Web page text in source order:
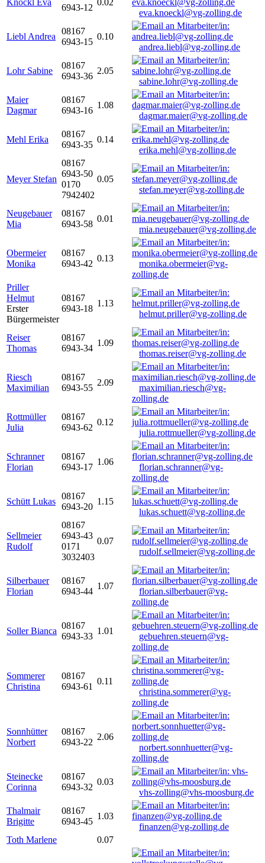
Knöckl Eva
6943-12
0.02
eva.knoeckl@vg-zolling.de
Liebl Andrea
08167
6943-15
0.10
andrea.liebl@vg-zolling.de
Lohr Sabine
08167
6943-36
2.05
sabine.lohr@vg-zolling.de
Maier
Dagmar
08167
6943-16
1.08
dagmar.maier@vg-zolling.de
Mehl Erika
08167
6943-35
0.14
erika.mehl@vg-zolling.de
Meyer Stefan
08167
6943-50
0170
7942402
0.05
stefan.meyer@vg-zolling.de
Neugebauer
Mia
08167
6943-58
0.01
mia.neugebauer@vg-zolling.de
Obermeier
Monika
08167
6943-42
0.13
monika.obermeier@vg-
zolling.de
Priller
Helmut
Erster
Bürgermeister
08167
6943-18
1.13
helmut.priller@vg-zolling.de
Reiser
Thomas
08167
6943-34
1.09
thomas.reiser@vg-zolling.de
Riesch
Maximilian
08167
6943-55
2.09
maximilian.riesch@vg-
zolling.de
Rottmüller
Julia
08167
6943-62
0.12
julia.rottmueller@vg-zolling.de
Schranner
Florian
08167
6943-17
1.06
florian.schranner@vg-
zolling.de
Schütt Lukas
08167
6943-20
1.15
lukas.schuett@vg-zolling.de
Sellmeier
Rudolf
08167
6943-43
0171
3032403
0.07
rudolf.sellmeier@vg-zolling.de
Silberbauer
Florian
08167
6943-44
1.07
florian.silberbauer@vg-
zolling.de
Soller Bianca
08167
6943-33
1.01
gebuehren.steuern@vg-
zolling.de
Sommerer
Christina
08167
6943-61
0.11
christina.sommerer@vg-
zolling.de
Sonnhütter
Norbert
08167
6943-22
2.06
norbert.sonnhuetter@vg-
zolling.de
Steinecke
Corinna
08167
6943-32
0.03
vhs-zolling@vhs-moosburg.de
Thalmair
Brigitte
08167
6943-45
1.03
finanzen@vg-zolling.de
Toth Marlene
0.07